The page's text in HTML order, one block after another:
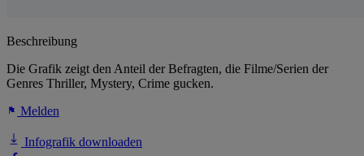
Beschreibung
Die Grafik zeigt den Anteil der Befragten, die Filme/Serien der
Genres Thriller, Mystery, Crime gucken.
Melden
Infografik downloaden